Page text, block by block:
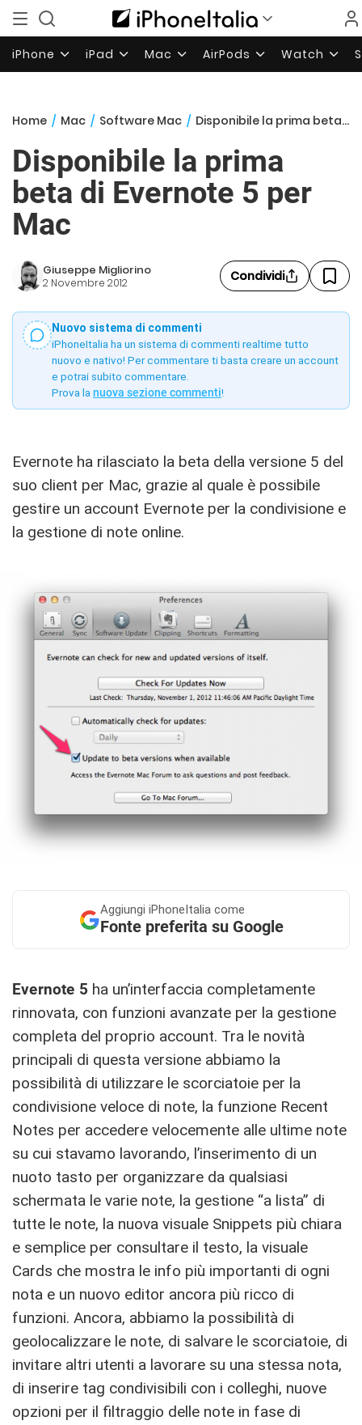
iPhone iPad Mac AirPods Watch
Home / Mac / Software Mac / Disponibile la prima beta di Evernote 5 per Mac
Disponibile la prima
beta di Evernote 5 per
Mac
Giuseppe Migliorino
2 Novembre 2012 Condividi
Nuovo sistema di commenti
iPhoneItalia ha un sistema di commenti realtime tutto
nuovo e nativo! Per commentare ti basta creare un account
e potrai subito commentare.
Prova la nuova sezione commenti!
Evernote ha rilasciato la beta della versione 5 del
suo client per Mac, grazie al quale è possibile
gestire un account Evernote per la condivisione e
la gestione di note online.
Aggiungi iPhoneItalia come
Fonte preferita su Google
Evernote 5 ha un’interfaccia completamente
rinnovata, con funzioni avanzate per la gestione
completa del proprio account. Tra le novità
principali di questa versione abbiamo la
possibilità di utilizzare le scorciatoie per la
condivisione veloce di note, la funzione Recent
Notes per accedere velocemente alle ultime note
su cui stavamo lavorando, l’inserimento di un
nuoto tasto per organizzare da qualsiasi
schermata le varie note, la gestione “a lista” di
tutte le note, la nuova visuale Snippets più chiara
e semplice per consultare il testo, la visuale
Cards che mostra le info più importanti di ogni
nota e un nuovo editor ancora più ricco di
funzioni. Ancora, abbiamo la possibilità di
geolocalizzare le note, di salvare le scorciatoie, di
invitare altri utenti a lavorare su una stessa nota,
di inserire tag condivisibili con i colleghi, nuove
opzioni per il filtraggio delle note in fase di